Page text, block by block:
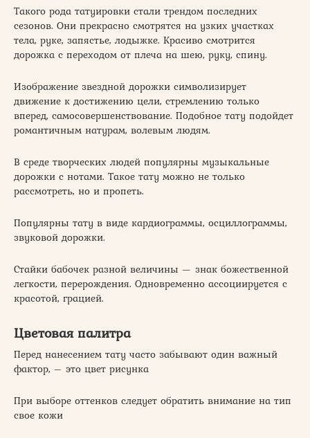
Такого рода татуировки стали трендом последних
сезонов. Они прекрасно смотрятся на узких участках
тела, руке, запястье, лодыжке. Красиво смотрится
дорожка с переходом от плеча на шею, руку, спину.
Изображение звездной дорожки символизирует
движение к достижению цели, стремлению только
вперед, самосовершенствование. Подобное тату подойдет
романтичным натурам, волевым людям.
В среде творческих людей популярны музыкальные
дорожки с нотами. Такое тату можно не только
рассмотреть, но и пропеть.
Популярны тату в виде кардиограммы, осциллограммы,
звуковой дорожки.
Стайки бабочек разной величины — знак божественной
легкости, перерождения. Одновременно ассоциируется с
красотой, грацией.
Цветовая палитра
Перед нанесением тату часто забывают один важный
фактор, – это цвет рисунка
При выборе оттенков следует обратить внимание на тип
свое кожи